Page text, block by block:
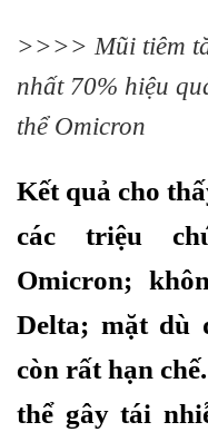
>>>> Mũi tiêm
nhất 70% hiệu
thể Omicron
Kết quả cho
các triệu
Omicron;
Delta; mặt dù
còn rất hạn
thể gây tái